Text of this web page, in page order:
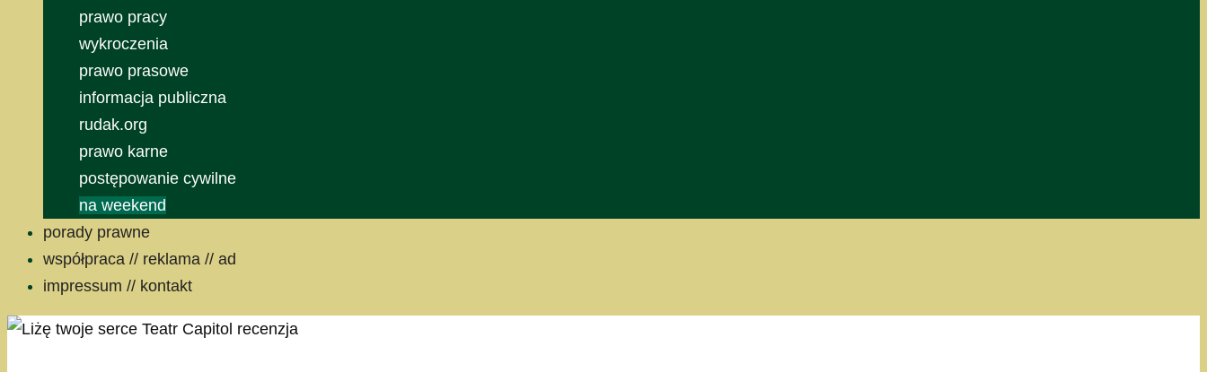
prawo pracy
wykroczenia
prawo prasowe
informacja publiczna
rudak.org
prawo karne
postępowanie cywilne
na weekend
porady prawne
współpraca // reklama // ad
impressum // kontakt